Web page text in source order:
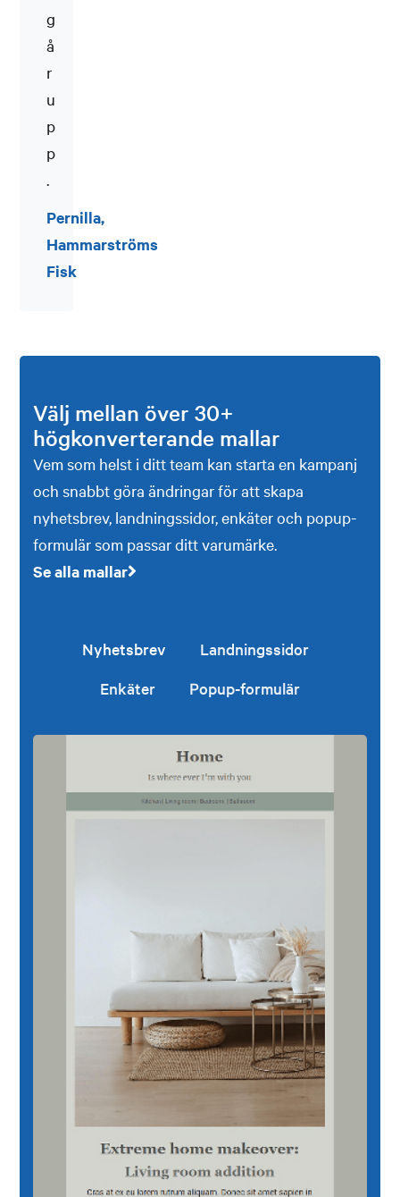
g
å
r
u
p
p
.
Pernilla,
Hammarströms
Fisk
Nyhetsbrev
Landningssidor
Enkäter
Popup-formulär
Välj mellan över 30+
högkonverterande mallar
Vem som helst i ditt team kan starta en kampanj
och snabbt göra ändringar för att skapa
nyhetsbrev, landningssidor, enkäter och popup-
formulär som passar ditt varumärke.
Se alla mallar